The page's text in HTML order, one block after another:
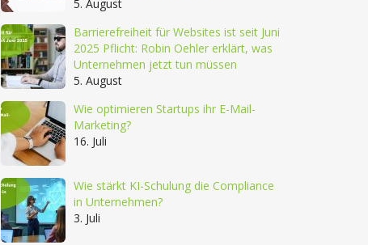
5. August
Barrierefreiheit für Websites ist seit Juni
2025 Pflicht: Robin Oehler erklärt, was
Unternehmen jetzt tun müssen
5. August
Wie optimieren Startups ihr E-Mail-
Marketing?
16. Juli
Wie stärkt KI-Schulung die Compliance
in Unternehmen?
3. Juli